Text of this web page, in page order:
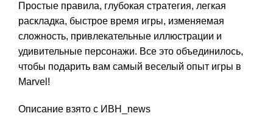
Простые правила, глубокая стратегия, легкая
раскладка, быстрое время игры, изменяемая
сложность, привлекательные иллюстрации и
удивительные персонажи. Все это объединилось,
чтобы подарить вам самый веселый опыт игры в
Marvel!
Описание взято с ИВН_news